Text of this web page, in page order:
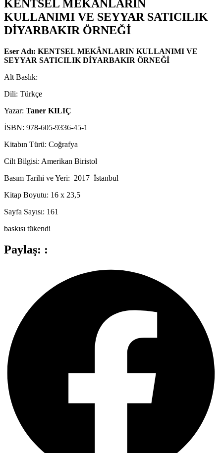
KENTSEL MEKÂNLARIN
KULLANIMI VE SEYYAR SATICILIK
DİYARBAKIR ÖRNEĞİ
Eser Adı: KENTSEL MEKÂNLARIN KULLANIMI VE
SEYYAR SATICILIK DİYARBAKIR ÖRNEĞİ
Alt Baslık:
Dili: Türkçe
Yazar: Taner KILIÇ
İSBN: 978-605-9336-45-1
Kitabın Türü: Coğrafya
Cilt Bilgisi: Amerikan Biristol
Basım Tarihi ve Yeri: 2017 İstanbul
Kitap Boyutu: 16 x 23,5
Sayfa Sayısı: 161
baskısı tükendi
Paylaş: :